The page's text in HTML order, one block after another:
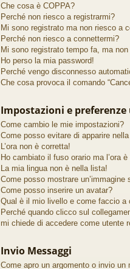
ap
idi
Che cosa è COPPA?
Perché non riesco a registrarmi?
Mi sono registrato ma non riesco a
Perché non riesco a connettermi?
Mi sono registrato tempo fa, ma
Ho perso la mia password!
Perché vengo disconnesso
Che cosa provoca il comando
Impostazioni e
Come cambio le mie impostazioni?
Come posso evitare di apparire
L’ora non è corretta!
Ho cambiato il fuso orario ma l’ora
La mia lingua non è nella lista!
Come posso mostrare
Come posso inserire un avatar?
Qual è il mio livello e come faccio a
Perché quando clicco sul
mi chiede di accedere come utente
Invio Messaggi
Come apro un argomento o invio un